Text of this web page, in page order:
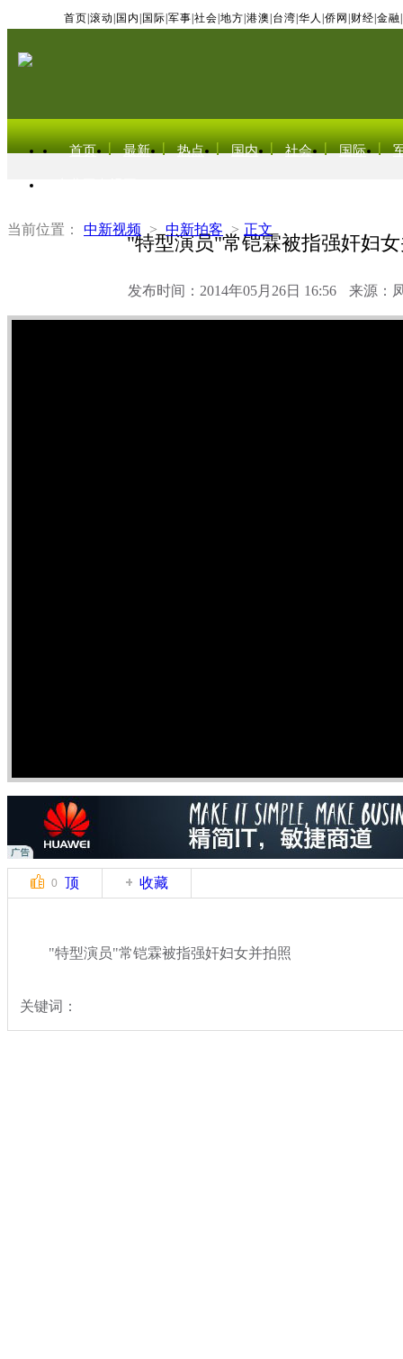
首页 滚动 国内 国际 军事 社会 地方 港澳 台湾 华人 侨网 财经 金融
首页 最新 热点 国内 社会 国际
当前位置： 中新视频 > 中新拍客 > 正文
"特型演员"常铠霖被指强奸妇
发布时间：2014年05月26日 16:56 来源：
0 顶 收藏
"特型演员"常铠霖被指强奸妇女并拍照
关键词：